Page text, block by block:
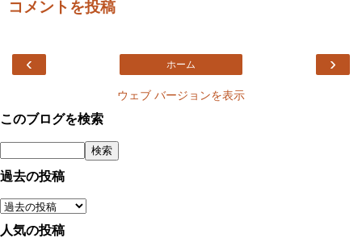
コメントを投稿
‹ ›
ホーム
ウェブ バージョンを表示
このブログを検索
過去の投稿
人気の投稿